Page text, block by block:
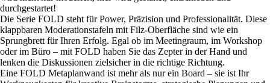
durchgestartet!
Die Serie FOLD steht für Power, Präzision und Professionalität. Diese
klappbaren Moderationstafeln mit Filz-Oberfläche sind wie ein
Sprungbrett für Ihren Erfolg. Egal ob im Meetingraum, im Workshop
oder im Büro – mit FOLD haben Sie das Zepter in der Hand und
lenken die Diskussionen zielsicher in die richtige Richtung.
Eine FOLD Metaplanwand ist mehr als nur ein Board – sie ist Ihr